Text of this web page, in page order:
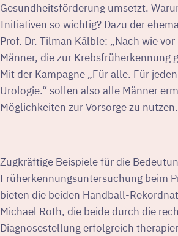
Gesundheitsförderung umsetzt.
Initiativen so wichtig? Dazu der
Prof. Dr. Tilman Kälble: „Nach wie
Männer, die zur Krebsfrüherkennung
Mit der Kampagne „Für alle. Für
Urologie.“ sollen also alle Männer
Möglichkeiten zur Vorsorge zu nutzen.
Zugkräftige Beispiele für die
Früherkennungsuntersuchung beim
bieten die beiden Handball-
Michael Roth, die beide durch die
Diagnosestellung erfolgreich